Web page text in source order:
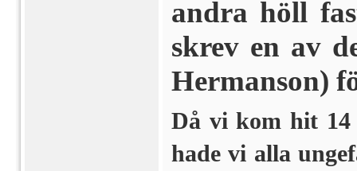
andra höll
skrev en av
Hermanson)
Då vi kom hit 14
hade vi alla